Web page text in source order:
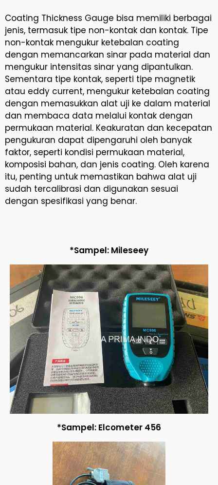
Coating Thickness Gauge bisa memiliki berbagai
jenis, termasuk tipe non-kontak dan kontak. Tipe
non-kontak mengukur ketebalan coating
dengan memancarkan sinar pada material dan
mengukur intensitas sinar yang dipantulkan.
Sementara tipe kontak, seperti tipe magnetik
atau eddy current, mengukur ketebalan coating
dengan memasukkan alat uji ke dalam material
dan membaca data melalui kontak dengan
permukaan material. Keakuratan dan kecepatan
pengukuran dapat dipengaruhi oleh banyak
faktor, seperti kondisi permukaan material,
komposisi bahan, dan jenis coating. Oleh karena
itu, penting untuk memastikan bahwa alat uji
sudah tercalibrasi dan digunakan sesuai
dengan spesifikasi yang benar.
*Sampel: Mileseey
*Sampel: Elcometer 456